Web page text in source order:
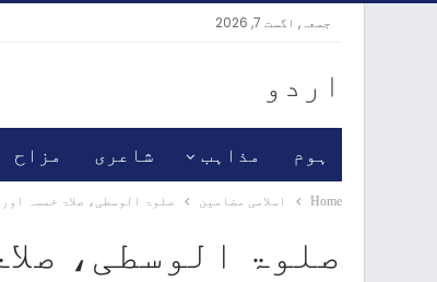
جمعہ, اگست 7, 2026
اردو
ہوم مذاہب شاعری مزاح
Home اسلامی مضامین صلوۃ الوسطی، صلاۃ خمسہ
صلوۃ الوسطی،